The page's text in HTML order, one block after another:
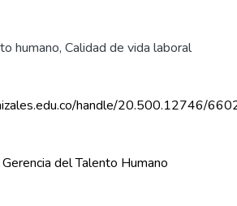
humano, Calidad de vida laboral
handle/20.500.12746/
del Talento Humano